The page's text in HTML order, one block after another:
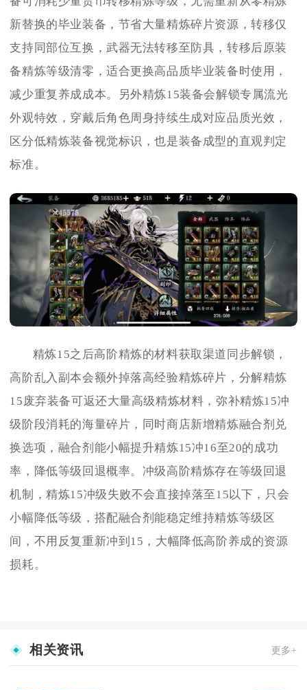
新替换的毕业装备，节省大量精炼碎片资源，转移仅
支持同部位互换，武器无法转移至防具，转移后原装
备精炼等级清零，适合更换高品质毕业装备时使用，
减少重复养成成本。另外精炼15装备会解锁专属流光
外观特效，穿戴后角色周身持续生成对应品质光效，
区分低精炼装备视觉标识，也是装备成型的直观判定
标准。
精炼15之后高阶精炼的材料获取渠道同步解锁，
高阶乱入副本会额外掉落高经验精炼碎片，分解精炼
15废弃装备可返还大量高级精炼材料，弥补精炼15冲
级阶段消耗的海量碎片，同时商店新增精炼融合剂兑
换选项，融合剂能小幅提升精炼15冲16至20的成功
率，降低等级回退概率。冲级高阶精炼存在等级回退
机制，精炼15冲级失败不会直接掉落至15以下，只会
小幅降低等级，搭配融合剂能稳定维持精炼等级区
间，不用反复重新冲到15，大幅降低高阶养成的资源
损耗。
相关资讯 更多+